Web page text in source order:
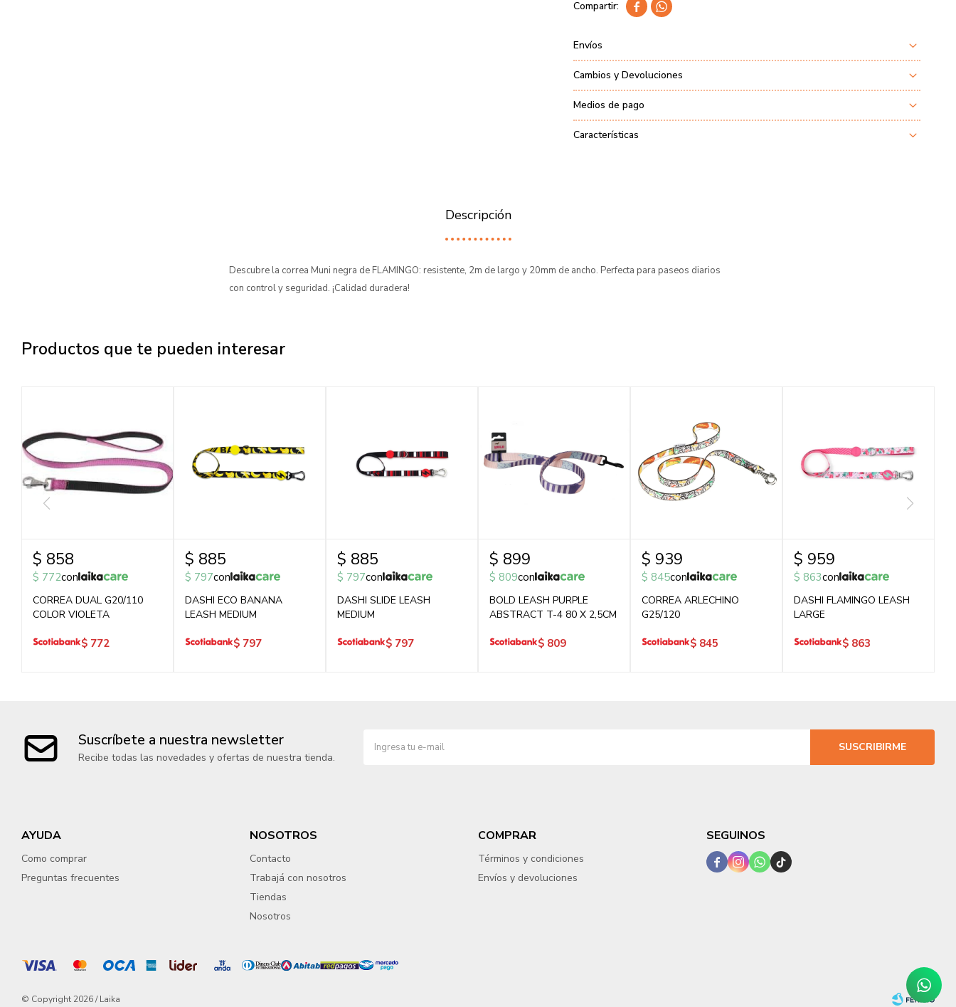
 
Envíos
Cambios y Devoluciones
Medios de pago
Características
Descripción
Descubre la correa Muni negra de FLAMINGO: resistente, 2m de largo y 20mm de ancho. Perfecta para paseos diarios
con control y seguridad. ¡Calidad duradera!
Productos que te pueden interesar
$ 858
$ 772con
CORREA DUAL G20/110
COLOR VIOLETA
$ 772
$ 885
$ 797con
DASHI ECO BANANA
LEASH MEDIUM
$ 797
$ 885
$ 797con
DASHI SLIDE LEASH
MEDIUM
$ 797
$ 899
$ 809con
BOLD LEASH PURPLE
ABSTRACT T-4 80 X 2,5CM
$ 809
$ 939
$ 845con
CORREA ARLECHINO
G25/120
$ 845
$ 959
$ 863con
DASHI FLAMINGO LEASH
LARGE
$ 863
Suscríbete a nuestra newsletter
Recibe todas las novedades y ofertas de nuestra tienda.
SUSCRIBIRME
AYUDA
Como comprar
Preguntas frecuentes
NOSOTROS
Contacto
Trabajá con nosotros
Tiendas
Nosotros
COMPRAR
Términos y condiciones
Envíos y devoluciones
SEGUINOS
   
© Copyright 2026 / Laika